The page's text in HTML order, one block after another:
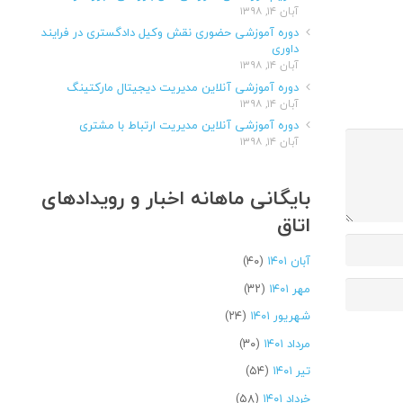
آبان ۱۴, ۱۳۹۸
دوره آموزشی حضوری نقش وکیل دادگستری در فرایند
داوری
آبان ۱۴, ۱۳۹۸
دوره آموزشی آنلاین مدیریت دیجیتال مارکتینگ
آبان ۱۴, ۱۳۹۸
دوره آموزشی آنلاین مدیریت ارتباط با مشتری
آبان ۱۴, ۱۳۹۸
بایگانی ماهانه اخبار و رویدادهای
اتاق
آبان ۱۴۰۱
(۴۰)
مهر ۱۴۰۱
(۳۲)
شهریور ۱۴۰۱
(۲۴)
مرداد ۱۴۰۱
(۳۰)
تیر ۱۴۰۱
(۵۴)
خرداد ۱۴۰۱
(۵۸)